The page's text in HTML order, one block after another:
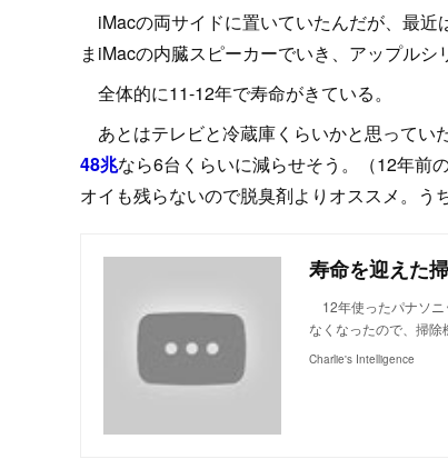
iMacの両サイドに置いていたんだが、最近
まiMacの内臓スピーカーでいき、アップルシ
全体的に11-12年で寿命がきている。
あとはテレビと冷蔵庫くらいかと思ってい
48兆なら6台くらいに減らせそう。（12年前
オイも残らないので脱臭剤よりオススメ。う
寿命を迎えた
12年使ったパナソニ
なくなったので、掃
Charlie's Intelligence